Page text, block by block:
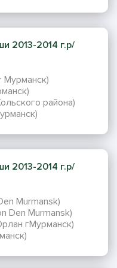
2013-2014 г.р/
Мурманск)
района)
2013-2014 г.р/
Murmansk)
Den Murmansk)
гМурманск)